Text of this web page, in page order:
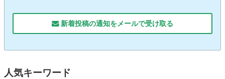
新着投稿の通知をメールで受け取る
人気キーワード